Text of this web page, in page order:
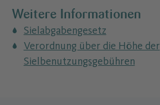
Weitere Informationen
Sielabgabengesetz
Verordnung über die Höhe der
Sielbenutzungsgebühren